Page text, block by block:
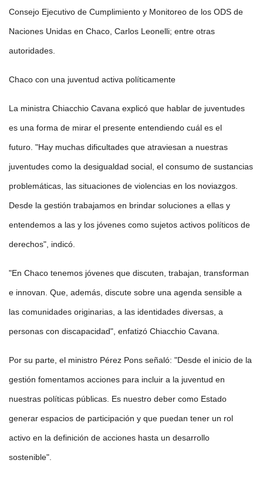
Consejo Ejecutivo de Cumplimiento y Monitoreo de los ODS de
Naciones Unidas en Chaco, Carlos Leonelli; entre otras
autoridades.
Chaco con una juventud activa políticamente
La ministra Chiacchio Cavana explicó que hablar de juventudes
es una forma de mirar el presente entendiendo cuál es el
futuro. "Hay muchas dificultades que atraviesan a nuestras
juventudes como la desigualdad social, el consumo de sustancias
problemáticas, las situaciones de violencias en los noviazgos.
Desde la gestión trabajamos en brindar soluciones a ellas y
entendemos a las y los jóvenes como sujetos activos políticos de
derechos", indicó.
"En Chaco tenemos jóvenes que discuten, trabajan, transforman
e innovan. Que, además, discute sobre una agenda sensible a
las comunidades originarias, a las identidades diversas, a
personas con discapacidad", enfatizó Chiacchio Cavana.
Por su parte, el ministro Pérez Pons señaló: "Desde el inicio de la
gestión fomentamos acciones para incluir a la juventud en
nuestras políticas públicas. Es nuestro deber como Estado
generar espacios de participación y que puedan tener un rol
activo en la definición de acciones hasta un desarrollo
sostenible".